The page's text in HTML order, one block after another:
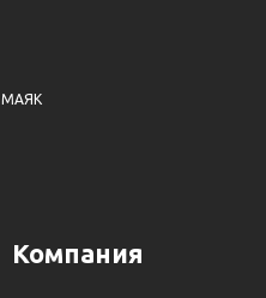
МАЯК
Компания